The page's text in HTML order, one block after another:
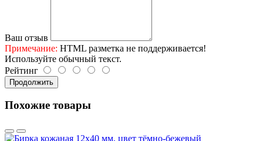
Ваш отзыв
Примечание: HTML разметка не поддерживается!
Используйте обычный текст.
Рейтинг
Продолжить
Похожие товары